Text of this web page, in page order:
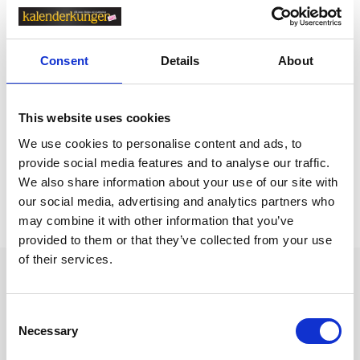
Consent Details About
This website uses cookies
We use cookies to personalise content and ads, to
provide social media features and to analyse our traffic.
We also share information about your use of our site with
our social media, advertising and analytics partners who
may combine it with other information that you’ve
provided to them or that they’ve collected from your use
of their services.
Selection
Necessary
Kalendrar & almanackor för 2027
Kalendrar & almanackor för 2027 /Burde kalender
Prishistorik
Lägsta pris senaste 30 dagarna är 145 kr (2026-08-07)